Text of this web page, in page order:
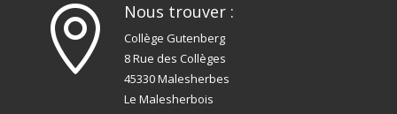
 Nous trouver :
Collège Gutenberg
8 Rue des Collèges
45330 Malesherbes
Le Malesherbois